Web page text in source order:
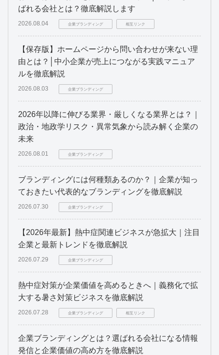
ばれる会社とは？徹底解説します
2026.08.04 企業ブランディング 相互リンク
【保存版】ホームページから問い合わせが来ない理
由とは？│中小企業が売上につながる実践マニュア
ルを徹底解説
2026.08.03 企業ブランディング
2026年以降に伸びる業界・厳しくなる業界とは？｜
政治・地政学リスク・異常気象から読み解く企業の
未来
2026.08.01 企業ブランディング
ブランディングには何種類あるのか？｜企業が知っ
ておきたい代表的なブランディングを徹底解説
2026.07.30 企業ブランディング
【2026年最新】熱中症関連ビジネスが急拡大｜注目
企業と最新トレンドを徹底解説
2026.07.29 企業ブランディング
熱中症対策が企業価値を高めるときへ｜義務化で拡
大する暑さ対策ビジネスを徹底解説
2026.07.28 企業ブランディング 相互リンク
企業ブランディングとは？選ばれる会社になる情報
発信と企業価値の高め方を徹底解説